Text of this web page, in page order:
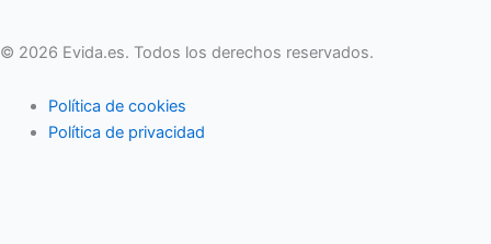
© 2026 Evida.es. Todos los derechos reservados.
Política de cookies
Política de privacidad